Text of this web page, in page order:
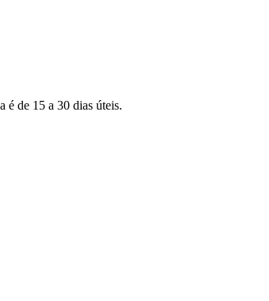
é de 15 a 30 dias úteis.